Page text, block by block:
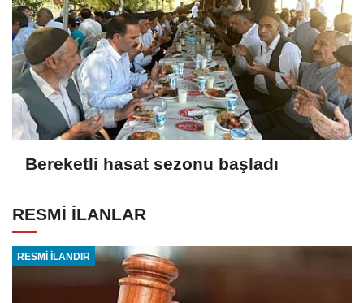
Bereketli hasat sezonu başladı
RESMİ İLANLAR
RESMİ İLANDIR